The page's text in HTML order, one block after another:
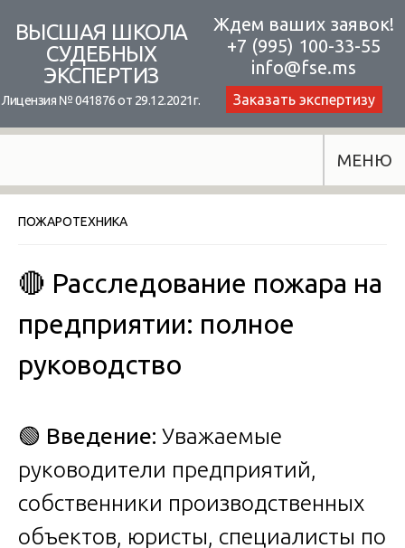
content
ВЫСШАЯ ШКОЛА
СУДЕБНЫХ
ЭКСПЕРТИЗ
Лицензия № 041876 от 29.12.2021г.
Ждем ваших заявок!
+7 (995) 100-33-55
info@fse.ms
Заказать экспертизу
МЕНЮ
ПОЖАРОТЕХНИКА
🔴 Расследование пожара на
предприятии: полное
руководство
🟢 Введение: Уважаемые
руководители предприятий,
собственники производственных
объектов, юристы, специалисты по